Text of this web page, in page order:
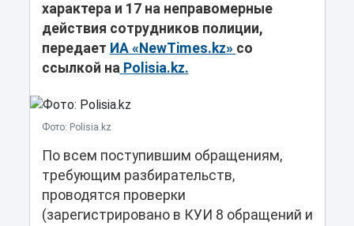
характера и 17 на неправомерные
действия сотрудников полиции,
передает ИА «NewTimes.kz» со
ссылкой наPolisia.kz.
Фото: Polisia.kz
По всем поступившим обращениям,
требующим разбирательств,
проводятся проверки
(зарегистрировано в КУИ 8 обращений и